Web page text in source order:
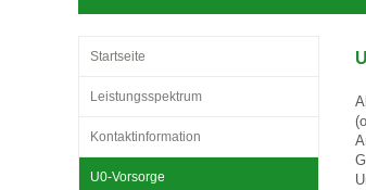
Startseite
Leistungsspektrum
Kontaktinformation
U0-Vorsorge